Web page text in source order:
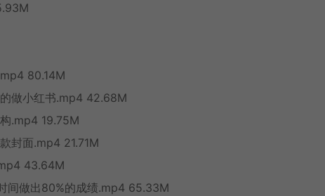
80.14M
做小红书.mp4 42.68M
.mp4 19.75M
封面.mp4 21.71M
43.64M
间做出80%的成绩.mp4 65.33M